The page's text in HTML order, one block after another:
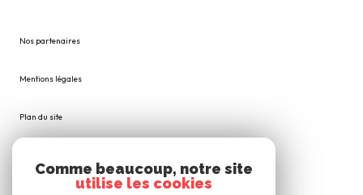
Nos partenaires
Mentions légales
Plan du site
Comme beaucoup, notre site
utilise les cookies